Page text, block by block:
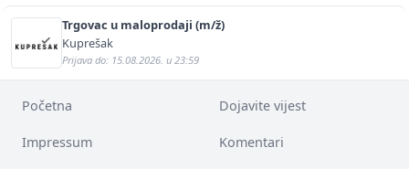
Trgovac u maloprodaji (m/ž)
Kuprešak
Prijava do: 15.08.2026. u 23:59
Početna Dojavite vijest
Impressum Komentari